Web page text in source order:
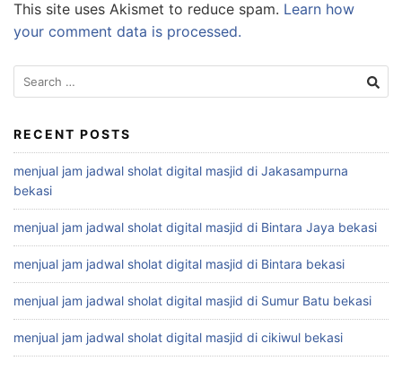
This site uses Akismet to reduce spam. Learn how
your comment data is processed.
Search
for:
RECENT POSTS
menjual jam jadwal sholat digital masjid di Jakasampurna
bekasi
menjual jam jadwal sholat digital masjid di Bintara Jaya bekasi
menjual jam jadwal sholat digital masjid di Bintara bekasi
menjual jam jadwal sholat digital masjid di Sumur Batu bekasi
menjual jam jadwal sholat digital masjid di cikiwul bekasi